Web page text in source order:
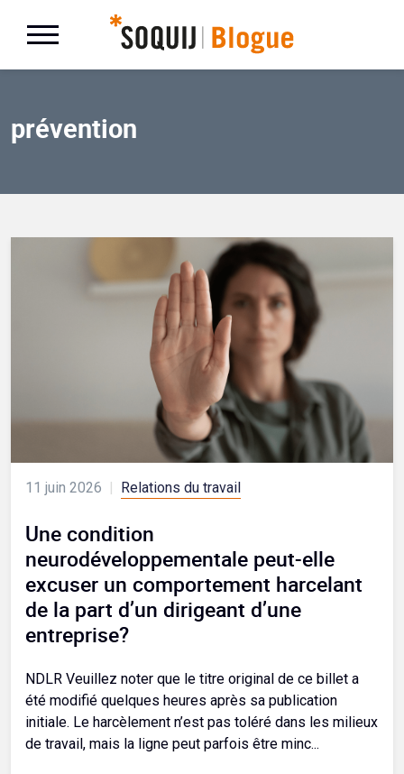
prévention
11 juin 2026 Relations du travail
Une condition
neurodéveloppementale peut-elle
excuser un comportement harcelant
de la part d’un dirigeant d’une
entreprise?
NDLR Veuillez noter que le titre original de ce billet a
été modifié quelques heures après sa publication
initiale. Le harcèlement n’est pas toléré dans les milieux
de travail, mais la ligne peut parfois être minc...